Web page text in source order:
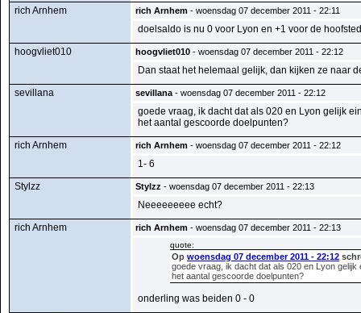
rich Arnhem
rich Arnhem - woensdag 07 december 2011 - 22:11
doelsaldo is nu 0 voor Lyon en +1 voor de
hoogvliet010
hoogvliet010 - woensdag 07 december 2011 - 22:12
Dan staat het helemaal gelijk, dan kijken ze naar
sevillana
sevillana - woensdag 07 december 2011 - 22:12
goede vraag, ik dacht dat als 020 en Lyon gelijk
het aantal gescoorde doelpunten?
rich Arnhem
rich Arnhem - woensdag 07 december 2011 - 22:12
1- 6
Stylzz
Stylzz - woensdag 07 december 2011 - 22:13
Neeeeeeeee echt?
rich Arnhem
rich Arnhem - woensdag 07 december 2011 - 22:13
quote:
Op woensdag 07 december 2011 - 22:12
goede vraag, ik dacht dat als 020 en Lyon
het aantal gescoorde doelpunten?
onderling was beiden 0 - 0